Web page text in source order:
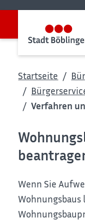
Startseite
Verfahren
Wenn Sie
Wohnungsbaus